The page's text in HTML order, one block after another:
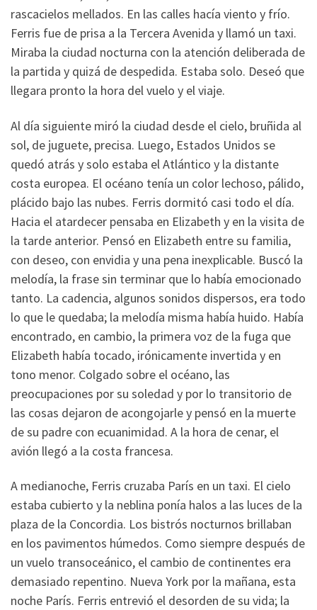
rascacielos mellados. En las calles hacía viento y frío.
Ferris fue de prisa a la Tercera Avenida y llamó un taxi.
Miraba la ciudad nocturna con la atención deliberada de
la partida y quizá de despedida. Estaba solo. Deseó que
llegara pronto la hora del vuelo y el viaje.
Al día siguiente miró la ciudad desde el cielo, bruñida al
sol, de juguete, precisa. Luego, Estados Unidos se
quedó atrás y solo estaba el Atlántico y la distante
costa europea. El océano tenía un color lechoso, pálido,
plácido bajo las nubes. Ferris dormitó casi todo el día.
Hacia el atardecer pensaba en Elizabeth y en la visita de
la tarde anterior. Pensó en Elizabeth entre su familia,
con deseo, con envidia y una pena inexplicable. Buscó la
melodía, la frase sin terminar que lo había emocionado
tanto. La cadencia, algunos sonidos dispersos, era todo
lo que le quedaba; la melodía misma había huido. Había
encontrado, en cambio, la primera voz de la fuga que
Elizabeth había tocado, irónicamente invertida y en
tono menor. Colgado sobre el océano, las
preocupaciones por su soledad y por lo transitorio de
las cosas dejaron de acongojarle y pensó en la muerte
de su padre con ecuanimidad. A la hora de cenar, el
avión llegó a la costa francesa.
A medianoche, Ferris cruzaba París en un taxi. El cielo
estaba cubierto y la neblina ponía halos a las luces de la
plaza de la Concordia. Los bistrós nocturnos brillaban
en los pavimentos húmedos. Como siempre después de
un vuelo transoceánico, el cambio de continentes era
demasiado repentino. Nueva York por la mañana, esta
noche París. Ferris entrevió el desorden de su vida; la